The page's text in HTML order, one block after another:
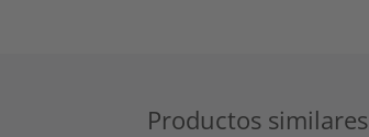
Productos similares